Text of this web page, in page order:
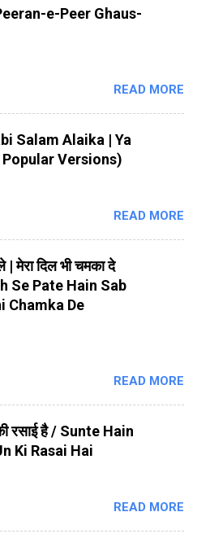
e-Peer Ghaus-
READ MORE
Salam Alaika | Ya
Versions)
READ MORE
मेरा दिल भी चमका दे
Se Pate Hain Sab
Chamka De
READ MORE
रसाई है / Sunte Hain
Ki Rasai Hai
READ MORE